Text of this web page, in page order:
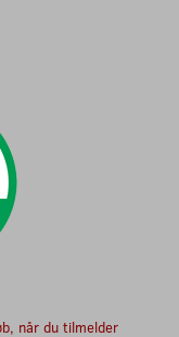
når du tilmelder